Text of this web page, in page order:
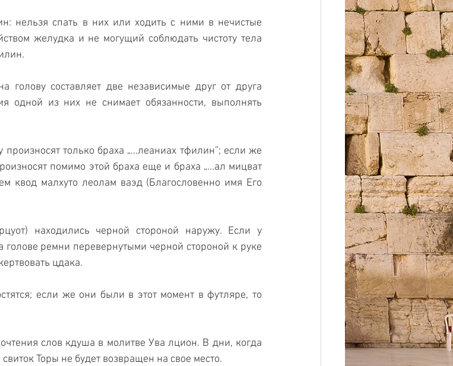
нельзя спать в них или ходить с ними в нечистые
желудка и не могущий соблюдать чистоту тела
составляет две независимые друг от друга
одной из них не снимает обязанности, выполнять
только браха „...леаниах тфилин”; если же
помимо этой браха еще и браха „...ал мицват
квод малхуто леолам ваэд (Благословенно имя Его
находились черной стороной наружу. Если у
ремни перевернутыми черной стороной к руке
цдака.
если же они были в этот момент в футляре, то
слов кдуша в молитве Ува лцион. В дни, когда
Торы не будет возвращен на свое место.